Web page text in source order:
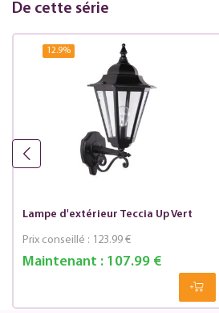
De cette série
12.9%
Lampe d'extérieur Teccia Up Vert
Maintenant :107.99 €
Prix conseillé : 123.99 €